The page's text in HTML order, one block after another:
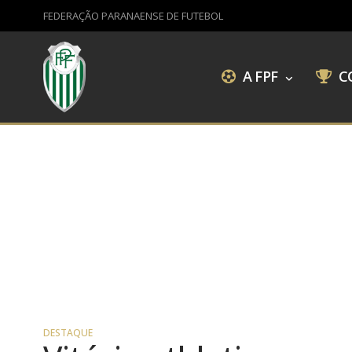
FEDERAÇÃO PARANAENSE DE FUTEBOL
A FPF
DESTAQUE